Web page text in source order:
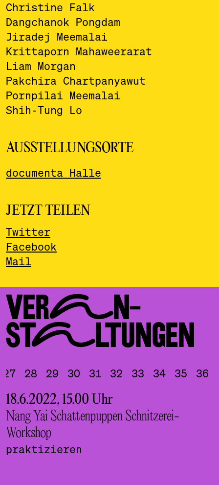
Christine Falk
Dangchanok Pongdam
Jiradej Meemalai
Krittaporn Mahaweerarat
Liam Morgan
Pakchira Chartpanyawut
Pornpilai Meemalai
Shih-Tung Lo
AUSSTELLUNGSORTE
documenta Halle
JETZT TEILEN
Twitter
Facebook
Mail
VERAN­
STALTUNGEN
27 28 29 30 31 32 33 34 35 36
18.6.2022, 15.00 Uhr
Nang Yai Schattenpuppen Schnitzerei-
Workshop
praktizieren